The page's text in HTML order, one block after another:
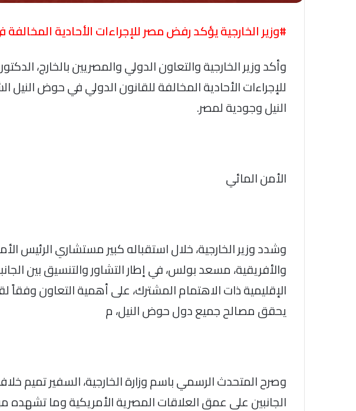
#وزير الخارجية يؤكد رفض مصر للإجراءات الأحادية
وأكد وزير الخارجية والتعاون الدولي والمصريين بالخارج،
للإجراءات الأحادية المخالفة للقانون الدولي في حوض النيل
النيل وجودية لمصر.
الأمن المائي
وشدد وزير الخارجية، خلال استقباله كبير مستشاري الرئيس
والأفريقية، مسعد بولس، في إطار التشاور والتنسيق بين
الإقليمية ذات الاهتمام المشترك، على أهمية التعاون وفقاً
يحقق مصالح جميع دول حوض النيل، م
وصرح المتحدث الرسمي باسم وزارة الخارجية، السفير تميم
الجانبين على عمق العلاقات المصرية الأمريكية وما تشهده